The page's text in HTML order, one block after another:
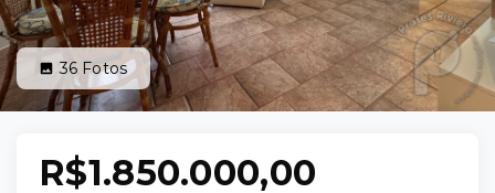
36 Fotos
R$1.850.000,00